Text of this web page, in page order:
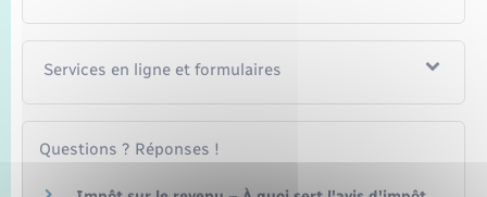
Services en ligne et formulaires
Questions ? Réponses !